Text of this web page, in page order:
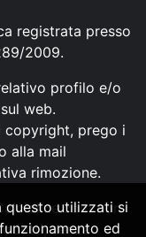
registrata presso
2009.
profilo e/o
web.
prego i
alla mail
rimozione.
non
senza
questo utilizzati si
ed